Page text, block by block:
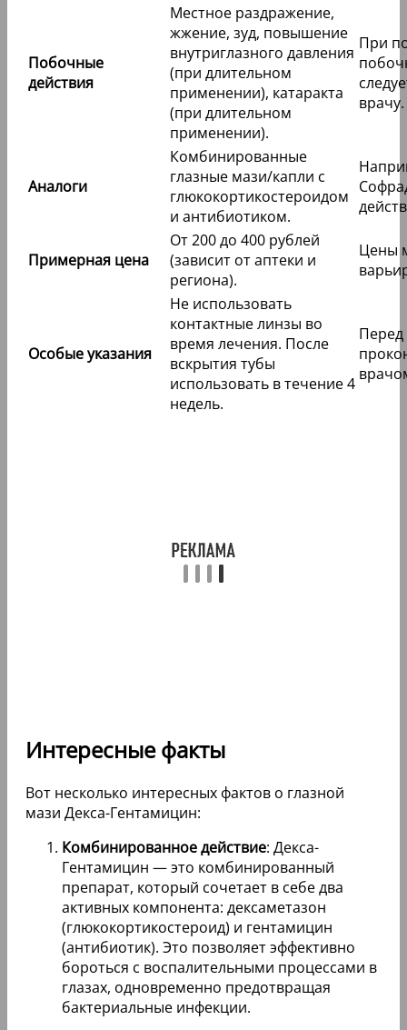
Побочные
действия
Местное раздражение,
жжение, зуд, повышение
внутриглазного давления
(при длительном
применении), катаракта
(при длительном
применении).
При
врачу.
Аналоги
Комбинированные
глазные мази/капли с
глюкокортикостероидом
и антибиотиком.
Примерная цена
От 200 до 400 рублей
(зависит от аптеки и
региона).
Цены
Особые указания
Не использовать
контактные линзы во
время лечения. После
вскрытия тубы
использовать в течение 4
недель.
Интересные факты
Вот несколько интересных фактов о глазной
мази Декса-Гентамицин:
Комбинированное действие: Декса-
Гентамицин — это комбинированный
препарат, который сочетает в себе два
активных компонента: дексаметазон
(глюкокортикостероид) и гентамицин
(антибиотик). Это позволяет эффективно
бороться с воспалительными процессами в
глазах, одновременно предотвращая
бактериальные инфекции.